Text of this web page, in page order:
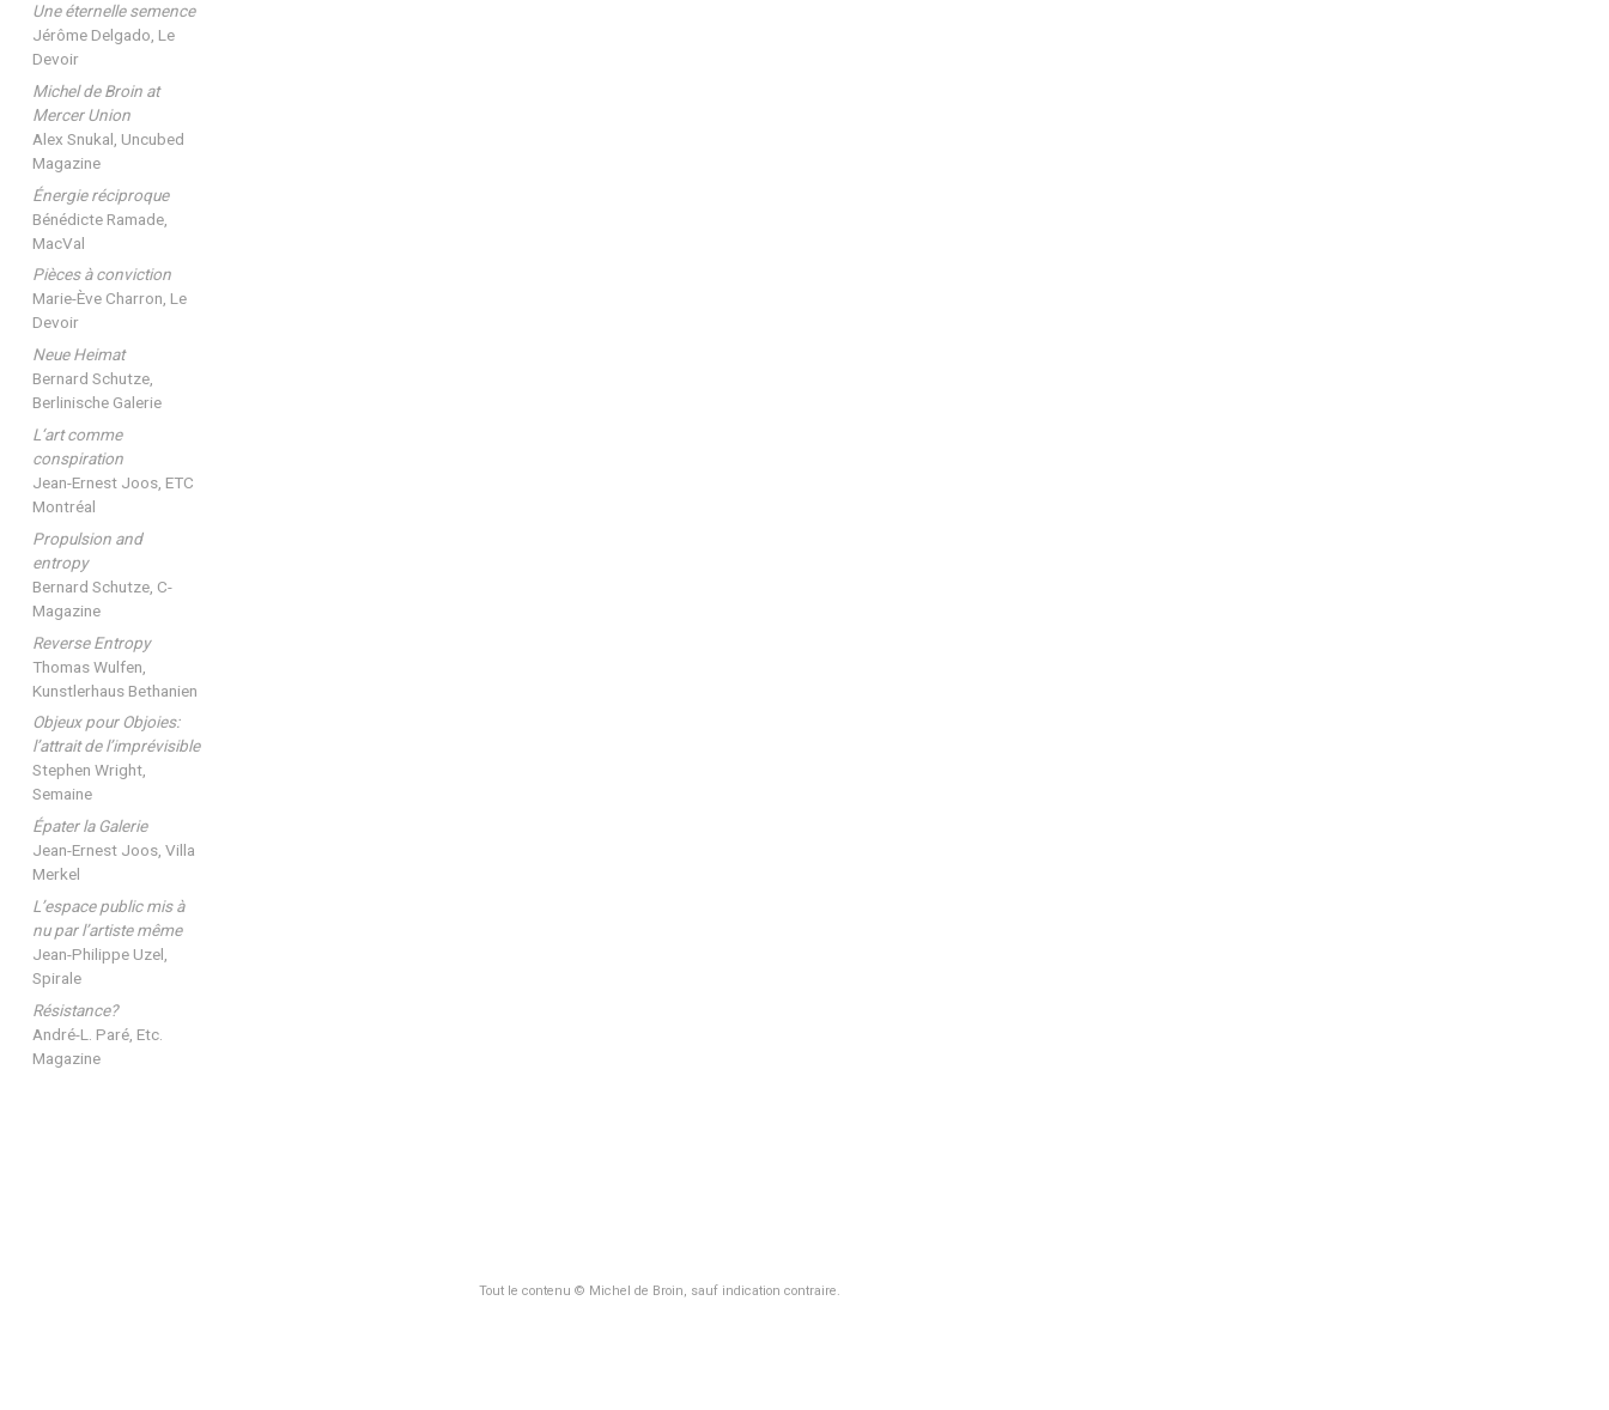
Une éternelle semence
Jérôme Delgado, Le
Devoir
Michel de Broin at
Mercer Union
Alex Snukal, Uncubed
Magazine
Énergie réciproque
Bénédicte Ramade,
MacVal
Pièces à conviction
Marie-Ève Charron, Le
Devoir
Neue Heimat
Bernard Schutze,
Berlinische Galerie
L‘art comme
conspiration
Jean-Ernest Joos, ETC
Montréal
Propulsion and
entropy
Bernard Schutze, C-
Magazine
Reverse Entropy
Thomas Wulfen,
Kunstlerhaus Bethanien
Objeux pour Objoies:
l’attrait de l’imprévisible
Stephen Wright,
Semaine
Épater la Galerie
Jean-Ernest Joos, Villa
Merkel
L’espace public mis à
nu par l’artiste même
Jean-Philippe Uzel,
Spirale
Résistance?
André-L. Paré, Etc.
Magazine
Tout le contenu © Michel de Broin, sauf indication contraire.